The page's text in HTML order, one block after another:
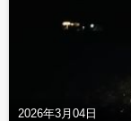
2026年3月04日